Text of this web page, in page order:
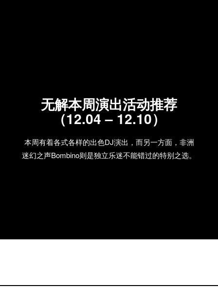
无解本周演出活动推荐
（12.04 – 12.10）
本周有着各式各样的出色DJ演出，而另一方面，非洲
迷幻之声Bombino则是独立乐迷不能错过的特别之选。